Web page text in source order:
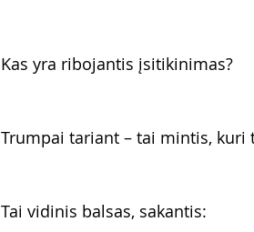
Kas yra ribojantis įsitikinimas?
Trumpai tariant – tai mintis, kuri
Tai vidinis balsas, sakantis: